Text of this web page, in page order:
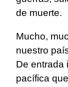
de muerte.
Mucho,
nuestro
De entrada
pacífica